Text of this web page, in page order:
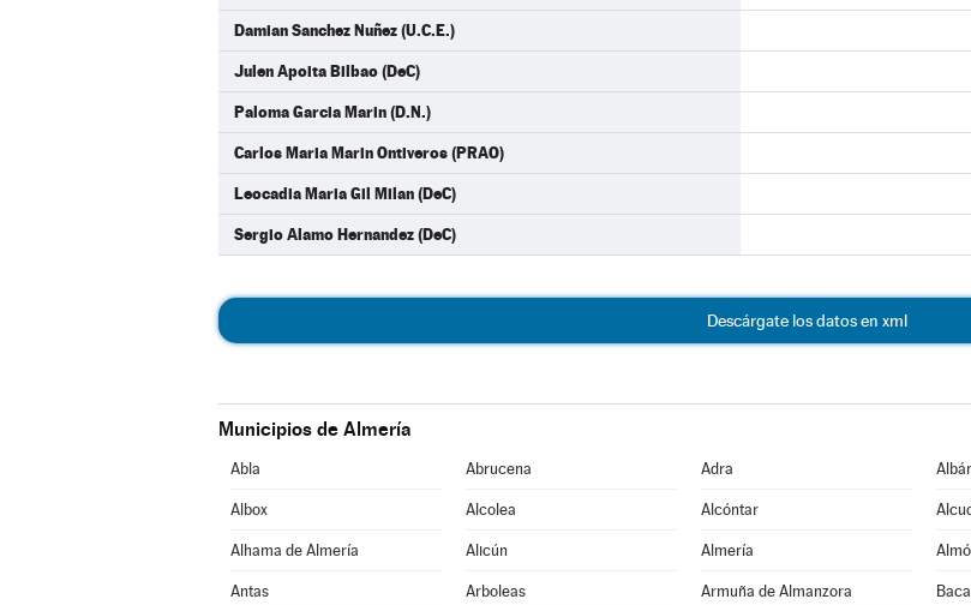
Damian Sanchez Nuñez (U.C.E.)
Julen Apoita Bilbao (DeC)
Paloma Garcia Marin (D.N.)
Carlos Maria Marin Ontiveros (PRAO)
Leocadia Maria Gil Milan (DeC)
Sergio Alamo Hernandez (DeC)
Descárgate los datos en xml
Municipios de Almería
Abla Abrucena Adra
Albox Alcolea Alcóntar
Alhama de Almería Alicún Almería
Antas Arboleas Armuña de Almanzora